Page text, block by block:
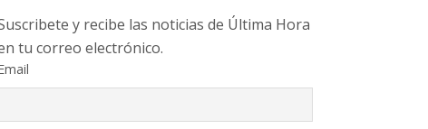
y recibe las noticias de Última Hora
tu correo electrónico.